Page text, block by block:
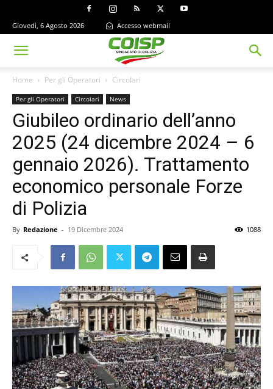
Giovedì, 6 Agosto 2026 Accesso webmail
Home Per gli Operatori Circolari
Per gli Operatori Circolari News
Giubileo ordinario dell’anno
2025 (24 dicembre 2024 – 6
gennaio 2026). Trattamento
economico personale Forze
di Polizia
By Redazione - 19 Dicembre 2024 1088